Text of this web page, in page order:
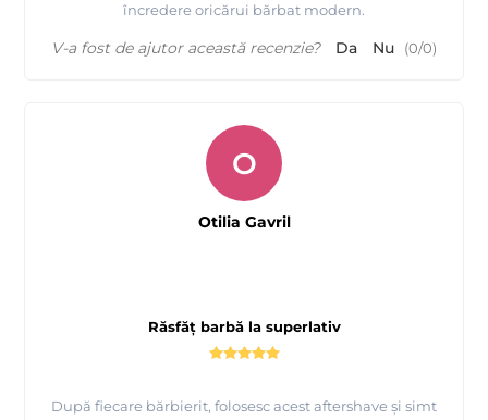
încredere oricărui bărbat modern.
V-a fost de ajutor această recenzie? Da Nu (0/0)
Răsfăț barbă la superlativ
După fiecare bărbierit, folosesc acest aftershave și simt
O
Otilia Gavril